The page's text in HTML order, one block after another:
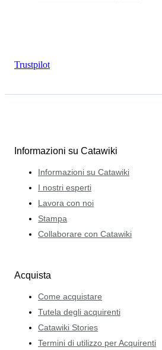
Trustpilot
Informazioni su Catawiki
Informazioni su Catawiki
I nostri esperti
Lavora con noi
Stampa
Collaborare con Catawiki
Acquista
Come acquistare
Tutela degli acquirenti
Catawiki Stories
Termini di utilizzo per Acquirenti